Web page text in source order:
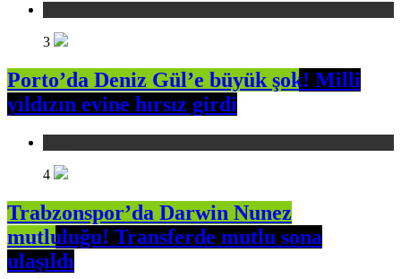
3
Porto’da Deniz Gül’e büyük şok! Milli
yıldızın evine hırsız girdi
4
Trabzonspor’da Darwin Nunez
mutluluğu! Transferde mutlu sona
ulaşıldı